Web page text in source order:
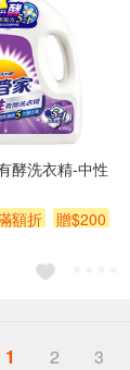
酵洗衣精-中性
額折 贈$200
1 2 3